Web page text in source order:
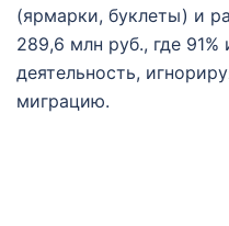
(ярмарки, буклеты) и
289,6 млн руб., где
деятельность,
миграцию.